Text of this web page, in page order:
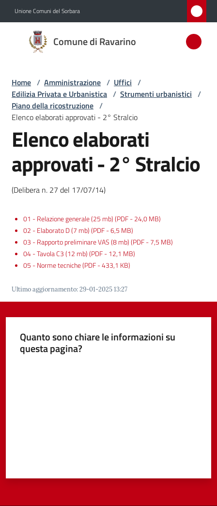
Unione Comuni del Sorbara
Comune di Ravarino
Comune
di
Amministrazione
Menu selezionato
Novità
Ravarino
Tutti
gli
Home / Amministrazione / Uffici /
Edilizia Privata e Urbanistica / Strumenti urbanistici /
Piano della ricostruzione /
Elenco elaborati approvati - 2° Stralcio
Elenco elaborati
approvati - 2° Stralcio
(Delibera n. 27 del 17/07/14)
01 - Relazione generale (25 mb)(PDF-24,0 MB)
02 - Elaborato D (7 mb)(PDF-6,5 MB)
03 - Rapporto preliminare VAS (8 mb)(PDF-7,5 MB)
04 - Tavola C3 (12 mb)(PDF-12,1 MB)
05 - Norme tecniche(PDF-433,1 KB)
Ultimo aggiornamento:29-01-2025 13:27
Quanto sono chiare le informazioni su
questa pagina?